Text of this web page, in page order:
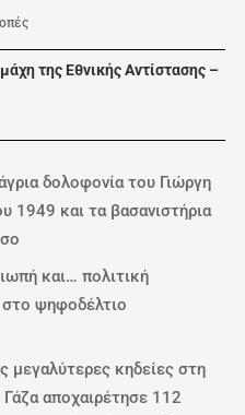
της Εθνικής Αντίστασης –
δολοφονία του Γιώργη
1949 και τα βασανιστήρια
και… πολιτική
ψηφοδέλτιο
μεγαλύτερες κηδείες στη
αποχαιρέτησε 112